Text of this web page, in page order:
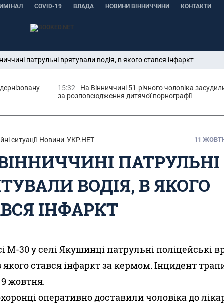
COVID-19 ВЛАДА НОВИНИ ВІННИЧЧИНИ КОНТАКТИ
патрульні врятували водія, в якого стався інфаркт
15:32
На Вінниччині 51-річного чоловіка
за розповсюдження дитячої порнографії
ситуації Новини УКР.НЕТ 11
ПАТРУЛЬНІ
ВОДІЯ, В ЯКОГО
ІНФАРКТ
М-30 у селі Якушинці патрульні поліцейські
якого стався інфаркт за кермом. Інцидент
9 жовтня.
оперативно доставили чоловіка до